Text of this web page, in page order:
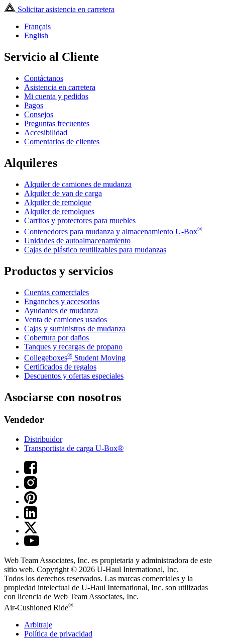
Solicitar asistencia en carretera
Français
English
Servicio al Cliente
Contáctanos
Asistencia en carretera
Mi cuenta y pedidos
Pagos
Consejos
Preguntas frecuentes
Accesibilidad
Comentarios de clientes
Alquileres
Alquiler de camiones de mudanza
Alquiler de van de carga
Alquiler de remolque
Alquiler de remolques
Carritos y protectores para muebles
Contenedores para mudanza y almacenamiento U-Box®
Unidades de autoalmacenamiento
Cajas de plástico reutilizables para mudanzas
Productos y servicios
Cuentas comerciales
Enganches y accesorios
Ayudantes de mudanza
Venta de camiones usados
Cajas y suministros de mudanza
Cobertura por daños
Tanques y recargas de propano
Collegeboxes® Student Moving
Certificados de regalos
Descuentos y ofertas especiales
Asociarse con nosotros
Vendedor
Distribuidor
Transportista de carga U-Box®
Web Team Associates, Inc. es propietaria y administradora de este
sitio web. Copyright © 2026 U-Haul International, Inc.
Todos los derechos reservados. Las marcas comerciales y la
propiedad intelectual de U-Haul International, Inc. son utilizadas
con licencia de Web Team Associates, Inc.
Air-Cushioned Ride®
Arbitraje
Política de privacidad